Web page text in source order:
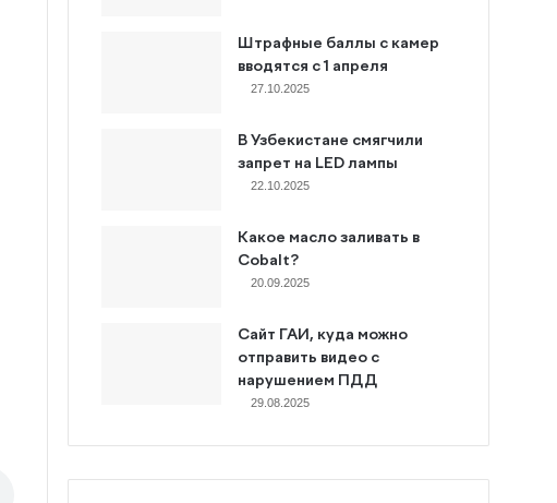
Штрафные баллы с камер
вводятся с 1 апреля
27.10.2025
В Узбекистане смягчили
запрет на LED лампы
22.10.2025
Какое масло заливать в
Cobalt?
20.09.2025
Сайт ГАИ, куда можно
отправить видео с
нарушением ПДД
29.08.2025